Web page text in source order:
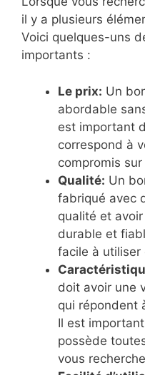
il y a plusieurs
Voici quelques-uns
importants :
Le prix: Un
abordable
est important
correspond à
compromis
Qualité: Un
fabriqué avec
qualité et
durable et
facile à utiliser
doit avoir une
qui répondent
Il est
possède
vous